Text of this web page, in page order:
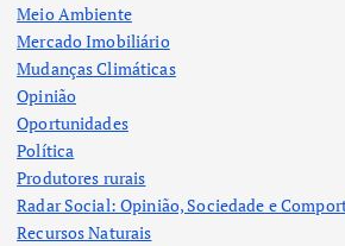
Meio Ambiente
Mercado Imobiliário
Mudanças Climáticas
Opinião
Oportunidades
Política
Produtores rurais
Radar Social: Opinião, Sociedade e
Recursos Naturais